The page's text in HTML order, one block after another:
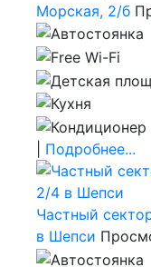
Морская, 2/б
Подробнее...
Частный
в Шепси